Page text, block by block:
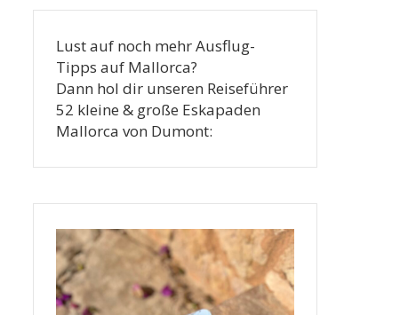
Lust auf noch mehr Ausflug-
Tipps auf Mallorca?
Dann hol dir unseren Reiseführer
52 kleine & große Eskapaden
Mallorca von Dumont: